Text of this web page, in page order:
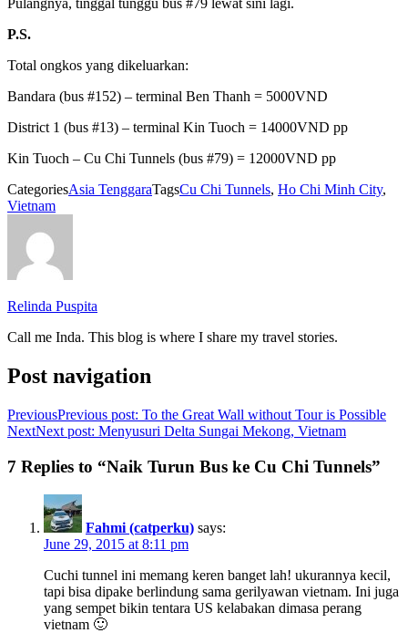
Pulangnya, tinggal tunggu bus #79 lewat sini lagi.
P.S.
Total ongkos yang dikeluarkan:
Bandara (bus #152) – terminal Ben Thanh = 5000VND
District 1 (bus #13) – terminal Kin Tuoch = 14000VND pp
Kin Tuoch – Cu Chi Tunnels (bus #79) = 12000VND pp
CategoriesAsia TenggaraTagsCu Chi Tunnels, Ho Chi Minh City,
Vietnam
Relinda Puspita
Call me Inda. This blog is where I share my travel stories.
Post navigation
PreviousPrevious post: To the Great Wall without Tour is Possible
NextNext post: Menyusuri Delta Sungai Mekong, Vietnam
7 Replies to “Naik Turun Bus ke Cu Chi Tunnels”
Fahmi (catperku) says:
June 29, 2015 at 8:11 pm
Cuchi tunnel ini memang keren banget lah! ukurannya kecil,
tapi bisa dipake berlindung sama gerilyawan vietnam. Ini juga
yang sempet bikin tentara US kelabakan dimasa perang
vietnam 🙂